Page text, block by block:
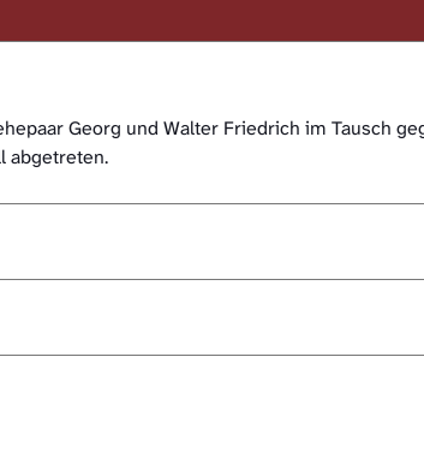
Georg und Walter Friedrich im Tausch
abgetreten.